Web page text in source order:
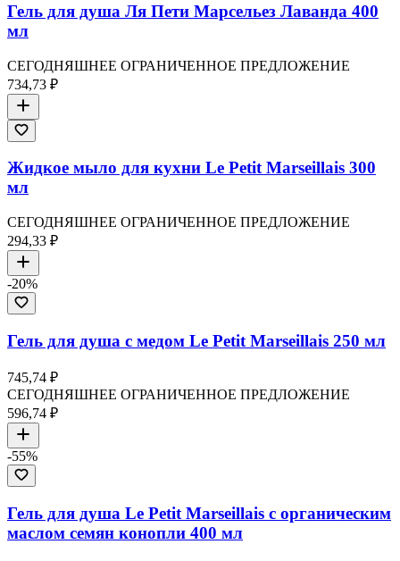
Гель для душа Ля Пети Марсельез Лаванда 400
мл
СЕГОДНЯШНЕЕ ОГРАНИЧЕННОЕ ПРЕДЛОЖЕНИЕ
734,73 ₽
Жидкое мыло для кухни Le Petit Marseillais 300
мл
СЕГОДНЯШНЕЕ ОГРАНИЧЕННОЕ ПРЕДЛОЖЕНИЕ
294,33 ₽
-20%
Гель для душа с медом Le Petit Marseillais 250 мл
745,74 ₽
СЕГОДНЯШНЕЕ ОГРАНИЧЕННОЕ ПРЕДЛОЖЕНИЕ
596,74 ₽
-55%
Гель для душа Le Petit Marseillais с органическим
маслом семян конопли 400 мл